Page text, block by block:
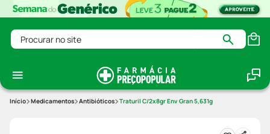
Procurar no site
Medicamentos Antibióticos Traturil C/2x8gr Env Gran 5,631g